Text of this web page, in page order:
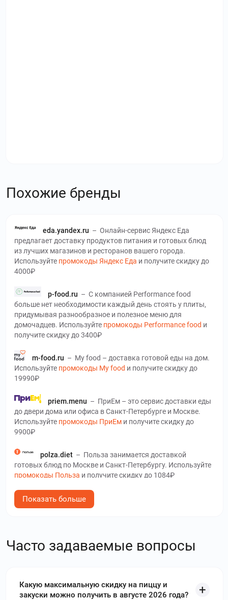
Похожие бренды
eda.yandex.ru – Онлайн-сервис Яндекс Еда
предлагает доставку продуктов питания и готовых блюд
из лучших магазинов и ресторанов вашего города.
Используйте промокоды Яндекс Еда и получите скидку до
4000₽
p-food.ru – С компанией Performance food
больше нет необходимости каждый день стоять у плиты,
придумывая разнообразное и полезное меню для
домочадцев. Используйте промокоды Performance food и
получите скидку до 3400₽
m-food.ru – My food – доставка готовой еды на дом.
Используйте промокоды My food и получите скидку до
19990₽
priem.menu – ПриЕм – это сервис доставки еды
до двери дома или офиса в Санкт-Петербурге и Москве.
Используйте промокоды ПриЕм и получите скидку до
9900₽
polza.diet– Польза занимается доставкой
готовых блюд по Москве и Санкт-Петербургу. Используйте
промокоды Польза и получите скидку до 1084₽
lavka.yandex.ru
магазин, в котором можно купить практически все не
до 300₽
кухни. Используйтепромокоды Галерея Суши
скидку до 1900₽
Показать больше
Часто задаваемые вопросы
Какую максимальную скидку на пиццу и
закуски можно получить в августе 2026 года?